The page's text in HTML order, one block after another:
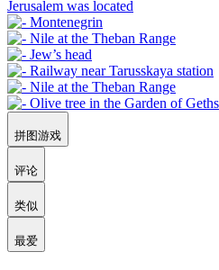
拼图游戏
评论
类似
最爱